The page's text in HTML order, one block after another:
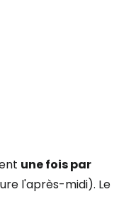
une fois par
l'après-midi). Le